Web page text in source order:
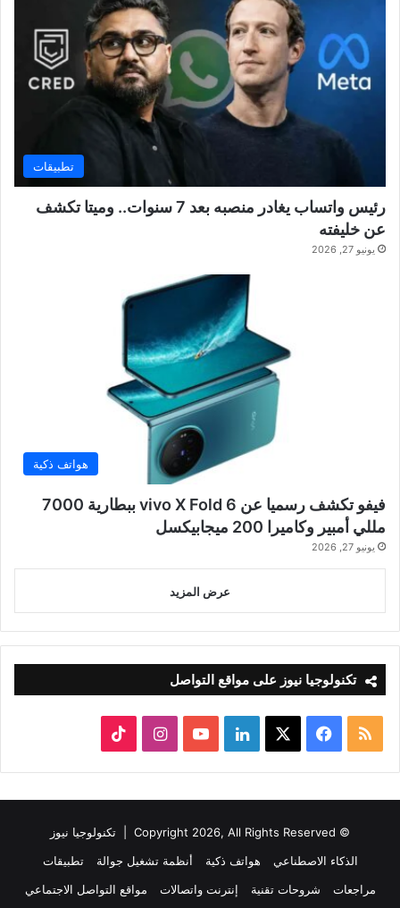
تطبيقات
رئيس واتساب يغادر منصبه بعد 7 سنوات.. وميتا تكشف
عن خليفته
يونيو 27, 2026
هواتف ذكية
فيفو تكشف رسميا عن vivo X Fold 6 ببطارية 7000
مللي أمبير وكاميرا 200 ميجابيكسل
يونيو 27, 2026
عرض المزيد
تكنولوجيا نيوز على مواقع التواصل
ملخص
الموقع
RSS
فيسبوك لينكدإن‫YouTubeانستقرام
© Copyright 2026, All Rights Reserved |
تكنولوجيا نيوز
الذكاء الاصطناعي
هواتف ذكية أنظمة تشغيل جوالة
تطبيقات
مراجعات
شروحات تقنية إنترنت واتصالات مواقع التواصل الاجتماعي